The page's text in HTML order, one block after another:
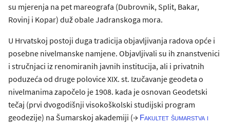
su mjerenja na pet mareografa (Dubrovnik, Split, Bakar,
Rovinj i Kopar) duž obale Jadranskoga mora.
U Hrvatskoj postoji duga tradicija objavljivanja radova opće i
posebne nivelmanske namjene. Objavljivali su ih znanstvenici
i stručnjaci iz renomiranih javnih institucija, ali i privatnih
poduzeća od druge polovice XIX. st. Izučavanje geodeta o
nivelmanima započelo je 1908. kada je osnovan Geodetski
tečaj (prvi dvogodišnji visokoškolski studijski program
geodezije) na Šumarskoj akademiji (→ Fakultet šumarstva i